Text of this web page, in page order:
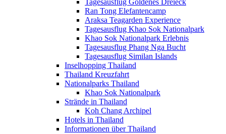
Tagesausflug Goldenes Dreieck
Ran Tong Elefantencamp
Araksa Teagarden Experience
Tagesausflug Khao Sok Nationalpark
Khao Sok Nationalpark Erlebnis
Tagesausflug Phang Nga Bucht
Tagesausflug Similan Islands
Inselhopping Thailand
Thailand Kreuzfahrt
Nationalparks Thailand
Khao Sok Nationalpark
Strände in Thailand
Koh Chang Archipel
Hotels in Thailand
Informationen über Thailand